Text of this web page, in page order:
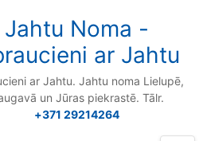
Jahtu Noma -
ar Jahtu
ar Jahtu. Jahtu noma Lielupē,
un Jūras piekrastē. Tālr.
+371 29214264